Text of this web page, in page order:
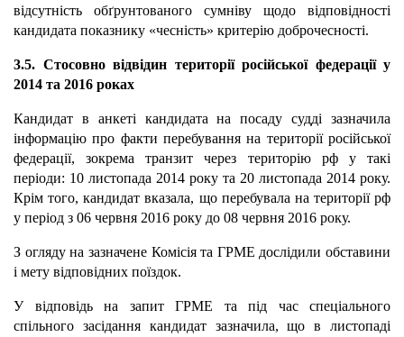
відсутність обґрунтованого сумніву щодо відповідності
кандидата показнику «чесність» критерію доброчесності.
3.5. Стосовно відвідин території російської федерації у
2014 та 2016 роках
Кандидат в анкеті кандидата на посаду судді зазначила
інформацію про факти перебування на території російської
федерації, зокрема транзит через територію рф у такі
періоди: 10 листопада 2014 року та 20 листопада 2014 року.
Крім того, кандидат вказала, що перебувала на території рф
у період з 06 червня 2016 року до 08 червня 2016 року.
З огляду на зазначене Комісія та ГРМЕ дослідили обставини
і мету відповідних поїздок.
У відповідь на запит ГРМЕ та під час спеціального
спільного засідання кандидат зазначила, що в листопаді